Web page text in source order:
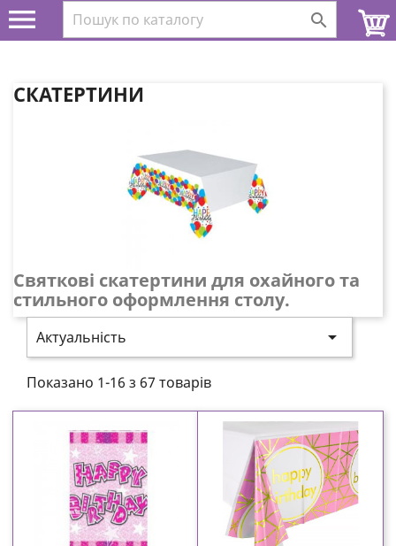
 
СКАТЕРТИНИ
Святкові скатертини для охайного та
стильного оформлення столу.
Актуальність 
Показано 1-16 з 67 товарів